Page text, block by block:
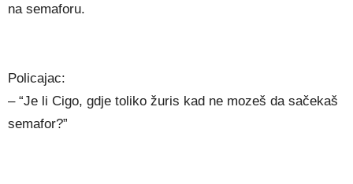
na semaforu.
Policajac:
– “Je li Cigo, gdje toliko žuris kad ne mozeš da sačekaš
semafor?”